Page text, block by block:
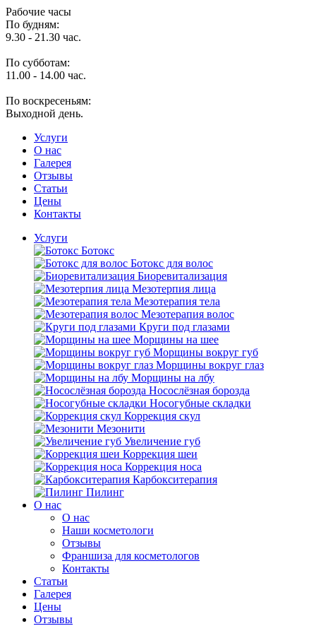
Рабочие часы
По будням:
9.30 - 21.30 час.
По субботам:
11.00 - 14.00 час.
По воскресеньям:
Выходной день.
Услуги
O нас
Галерея
Отзывы
Статьи
Цены
Контакты
Услуги
Ботокс
Ботокс для волос
Биоревитализация
Мезотерпия лица
Мезотерапия тела
Мезотерапия волос
Круги под глазами
Морщины на шее
Морщины вокруг губ
Морщины вокруг глаз
Морщины на лбу
Носослёзная борозда
Носогубные складки
Коррекция скул
Мезонити
Увеличение губ
Коррекция шеи
Коррекция носа
Карбокситерапия
Пилинг
O нас
O нас
Наши косметологи
Отзывы
Франшиза для косметологов
Контакты
Статьи
Галерея
Цены
Отзывы